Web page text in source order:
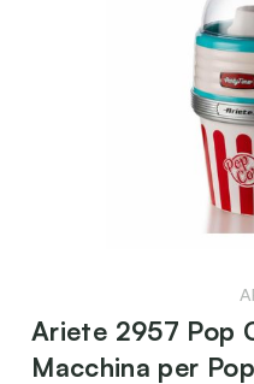
Ariete 2957 Pop
Macchina per